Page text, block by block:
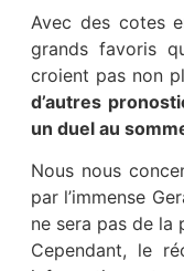
Avec des cotes
grands favoris
croient pas non
d’autres
un duel au
Nous nous
par l’immense
ne sera pas de la
Cependant, le